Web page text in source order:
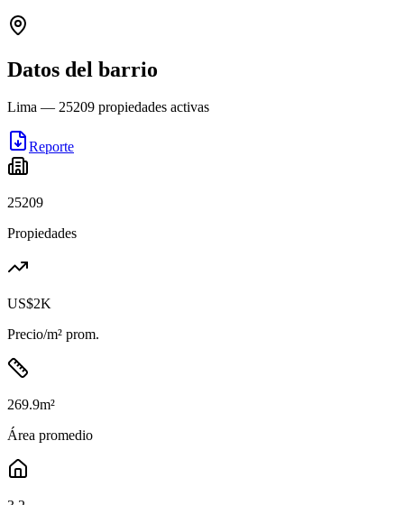
Datos del barrio
Lima — 25209 propiedades activas
Reporte
25209
Propiedades
US$2K
Precio/m² prom.
269.9m²
Área promedio